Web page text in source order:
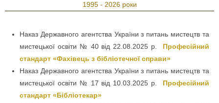
1995 - 2026 роки
Наказ Державного агентства України з питань мистецтв та
мистецької освіти № 40 від 22.08.2025 р. Професійний
стандарт «Фахівець з бібліотечної справи»
Наказ Державного агентства України з питань мистецтв та
мистецької освіти № 17 від 10.03.2025 р. Професійний
стандарт «Бібліотекар»